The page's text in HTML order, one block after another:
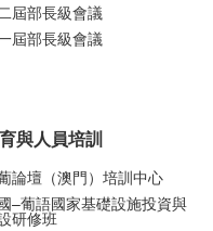
屆部長級會議
屆部長級會議
與人員培訓
論壇（澳門）培訓中心
–葡語國家基礎設施投資與
研修班